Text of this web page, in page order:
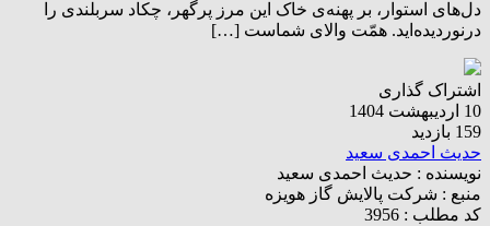
دل‌های استوار، بر پهنه‌ی خاک این مرز پرگهر، چکاد سربلندی را
درنوردیده‌اید. همّت والای شماست […]
اشتراک گذاری
10 اردیبهشت 1404
159 بازدید
حدیث احمدی سعید
نویسنده : حدیث احمدی سعید
منبع : شرکت پالایش گاز هویزه
کد مطلب : 3956